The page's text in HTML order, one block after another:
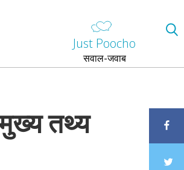
Just Poocho
सवाल-जवाब
मुख्य तथ्य